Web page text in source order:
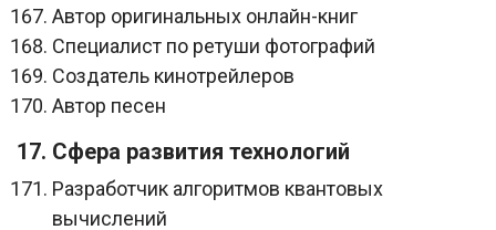
Автор оригинальных онлайн-книг
Специалист по ретуши фотографий
Создатель кинотрейлеров
Автор песен
17. Сфера развития технологий
Разработчик алгоритмов квантовых
вычислений